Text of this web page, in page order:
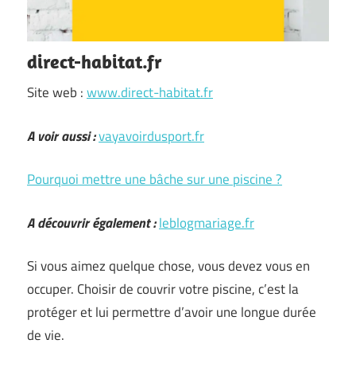
direct-habitat.fr
Site web :www.direct-habitat.fr
A voir aussi :vayavoirdusport.fr
Pourquoi mettre une bâche sur une piscine ?
A découvrir également :leblogmariage.fr
Si vous aimez quelque chose, vous devez vous en
occuper. Choisir de couvrir votre piscine, c’est la
protéger et lui permettre d’avoir une longue durée
de vie.